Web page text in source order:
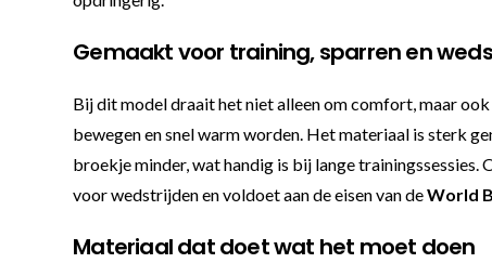
Gemaakt voor training, sparren en
Bij dit model draait het niet alleen om comfort, maar
bewegen en snel warm worden. Het materiaal is sterk
broekje minder, wat handig is bij lange
voor wedstrijden en voldoet aan de eisen van deWorld
Materiaal dat doet wat het moet doen